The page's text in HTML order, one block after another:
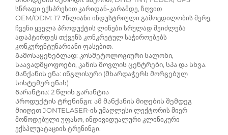
სწრაფი ექსპრესით კარიდან-კარამდე, ზღვით
OEM/ODM: 17 7წლიანი ინდუსტრიული გამოცდილობის მერე,
ჩვენი ყველა პროდუქტის ლინები სრულად შეიძლება
ადაპტირდეს თქვენს კონკრეტულ საჭიროებებს
კონკურენტუნარიანი ფასებით.
Გამოსაყენებლად: კოსმეტოლოგიური სალონი,
საავადმყოფოები, კანის მოვლის ცენტრები, სპა და სხვა.
Მანქანის ენა: ინგლისური (მხარდაჭერს მორგებულ
სისტემურ ენას)
Გარანტია: 2 წლის გარანტია
Პროდუქტის ტრენინგი: ამ მანქანის მიღების შემდეგ
მიიღეთ JONTELASER-ის უმაღლესი ლექტორის მიერ
მოწოდებული უფასო, ინდივიდუალური კლინიკური
ექსპლუატაციის ტრენინგი.